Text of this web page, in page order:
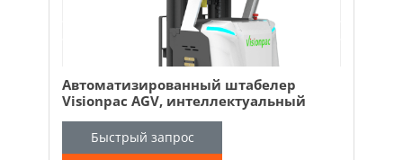
Интеллектуальный беспилотный
вилочный погрузчик Visionpac
Роботизированный вилочный
погрузчик
Быстрый запрос